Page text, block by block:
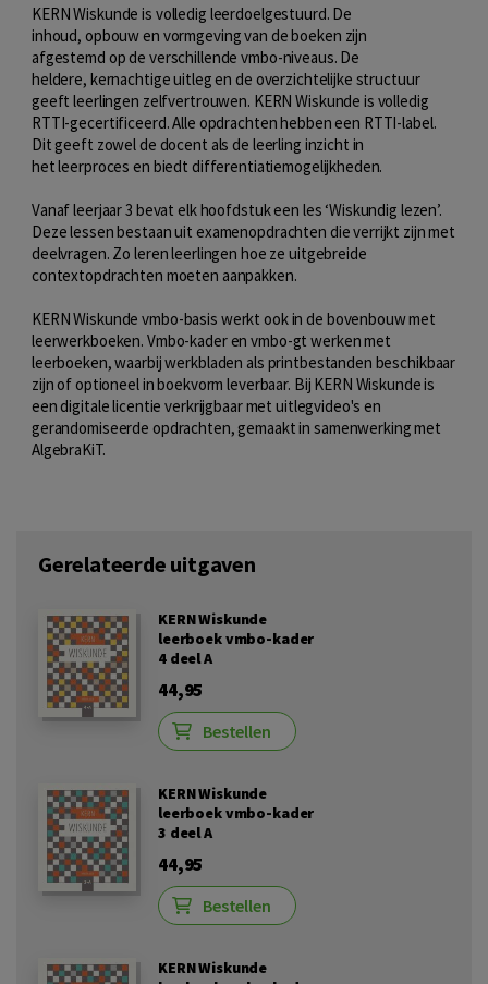
KERN Wiskunde is volledig leerdoelgestuurd. De
inhoud, opbouw en vormgeving van de boeken zijn
afgestemd op de verschillende vmbo-niveaus. De
heldere, kernachtige uitleg en de overzichtelijke structuur
geeft leerlingen zelfvertrouwen. KERN Wiskunde is volledig
RTTI-gecertificeerd. Alle opdrachten hebben een RTTI-label.
Dit geeft zowel de docent als de leerling inzicht in
het leerproces en biedt differentiatiemogelijkheden.
Vanaf leerjaar 3 bevat elk hoofdstuk een les ‘Wiskundig lezen’.
Deze lessen bestaan uit examenopdrachten die verrijkt zijn met
deelvragen. Zo leren leerlingen hoe ze uitgebreide
contextopdrachten moeten aanpakken.
KERN Wiskunde vmbo-basis werkt ook in de bovenbouw met
leerwerkboeken. Vmbo-kader en vmbo-gt werken met
leerboeken, waarbij werkbladen als printbestanden beschikbaar
zijn of optioneel in boekvorm leverbaar. Bij KERN Wiskunde is
een digitale licentie verkrijgbaar met uitlegvideo's en
gerandomiseerde opdrachten, gemaakt in samenwerking met
AlgebraKiT.
Gerelateerde uitgaven
KERN Wiskunde
leerboek vmbo-kader
4 deel A
44,95
Bestellen
KERN Wiskunde
leerboek vmbo-kader
3 deel A
44,95
Bestellen
KERN Wiskunde